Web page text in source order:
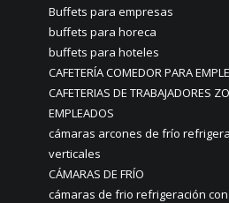
Buffets para empresas
buffets para horeca
buffets para hoteles
CAFETERÍA COMEDOR PARA
CAFETERIAS DE TRABAJADORES
EMPLEADOS
cámaras arcones de frío
verticales
CÁMARAS DE FRÍO
cámaras de frio refrigeración